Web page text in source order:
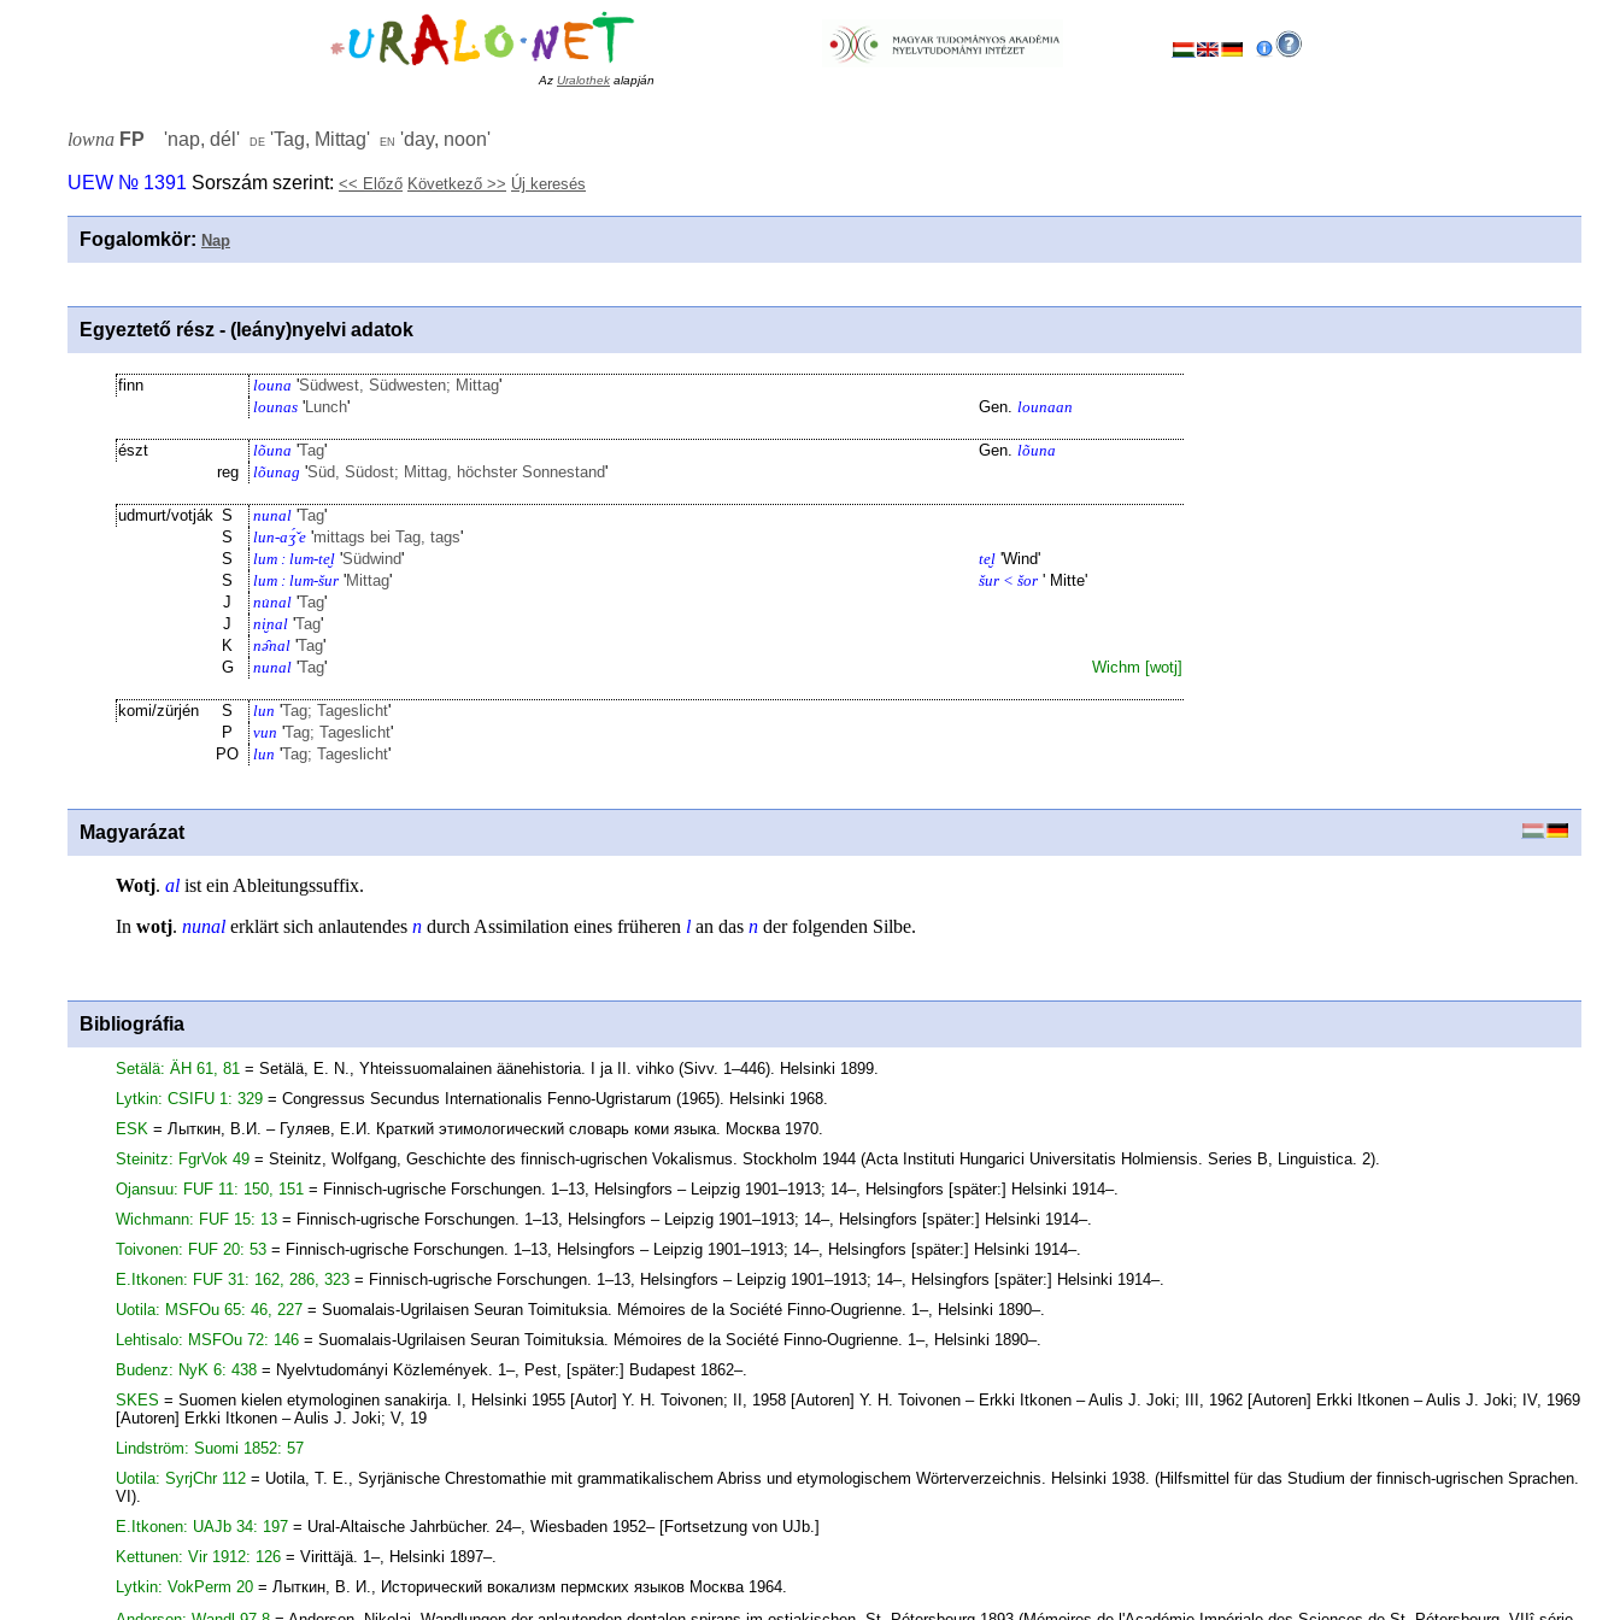
Az Uralothek alapján
lowna FP 'nap, dél ' de 'Tag, Mittag' en 'day, noon'
UEW № 1391 Sorszám szerint: << Előző Következő >> Új keresés
Fogalomkör: Nap
Egyeztető rész - (leány)nyelvi adatok
finn louna 'Südwest, Südwesten; Mittag'
lounas 'Lunch' Gen. lounaan
észt lõuna 'Tag' Gen. lõuna
reg
lõunag 'Süd, Südost; Mittag, höchster Sonnestand'
udmurt/votják S nunal 'Tag'
S
lun-aӡ̌́ e 'mittags bei Tag, tags'
S
lum : lum-te̮l 'Südwind' te̮l 'Wind'
S
lum : lum-šur 'Mittag' šur < šor ' Mitte'
J
nu̇nal 'Tag'
J
ni̮nal 'Tag'
K
nə̑nal 'Tag'
G
nunal 'Tag' Wichm [wotj]
komi/zürjén S lun 'Tag; Tageslicht'
P
vun 'Tag; Tageslicht'
PO
lun 'Tag; Tageslicht'
Magyarázat
Wotj. al ist ein Ableitungssuffix.
In wotj. nunal erklärt sich anlautendes n durch Assimilation eines früheren l an das n der folgenden Silbe.
Bibliográfia
Setälä: ÄH 61, 81 = Setälä, E. N., Yhteissuomalainen äänehistoria. I ja II. vihko (Sivv. 1–446). Helsinki 1899.
Lytkin: CSIFU 1: 329 = Congressus Secundus Internationalis Fenno-Ugristarum (1965). Helsinki 1968.
ESK = Лыткин, В.И. – Гуляев, Е.И. Краткий этимологический словарь коми языка. Москва 1970.
Steinitz: FgrVok 49 = Steinitz, Wolfgang, Geschichte des finnisch-ugrischen Vokalismus. Stockholm 1944 (Acta Instituti Hungarici Universitatis Holmiensis. Series B, Linguistica. 2).
Ojansuu: FUF 11: 150, 151 = Finnisch-ugrische Forschungen. 1–13, Helsingfors – Leipzig 1901–1913; 14–, Helsingfors [später:] Helsinki 1914–.
Wichmann: FUF 15: 13 = Finnisch-ugrische Forschungen. 1–13, Helsingfors – Leipzig 1901–1913; 14–, Helsingfors [später:] Helsinki 1914–.
Toivonen: FUF 20: 53 = Finnisch-ugrische Forschungen. 1–13, Helsingfors – Leipzig 1901–1913; 14–, Helsingfors [später:] Helsinki 1914–.
E.Itkonen: FUF 31: 162, 286, 323 = Finnisch-ugrische Forschungen. 1–13, Helsingfors – Leipzig 1901–1913; 14–, Helsingfors [später:] Helsinki 1914–.
Uotila: MSFOu 65: 46, 227 = Suomalais-Ugrilaisen Seuran Toimituksia. Mémoires de la Société Finno-Ougrienne. 1–, Helsinki 1890–.
Lehtisalo: MSFOu 72: 146 = Suomalais-Ugrilaisen Seuran Toimituksia. Mémoires de la Société Finno-Ougrienne. 1–, Helsinki 1890–.
Budenz: NyK 6: 438 = Nyelvtudományi Közlemények. 1–, Pest, [später:] Budapest 1862–.
SKES = Suomen kielen etymologinen sanakirja. I, Helsinki 1955 [Autor] Y. H. Toivonen; II, 1958 [Autoren] Y. H. Toivonen – Erkki Itkonen – Aulis J. Joki; III, 1962 [Autoren] Erkki Itkonen – Aulis J. Joki; IV, 1969
[Autoren] Erkki Itkonen – Aulis J. Joki; V, 19
Lindström: Suomi 1852: 57
Uotila: SyrjChr 112 = Uotila, T. E., Syrjänische Chrestomathie mit grammatikalischem Abriss und etymologischem Wörterverzeichnis. Helsinki 1938. (Hilfsmittel für das Studium der finnisch-ugrischen Sprachen.
VI).
E.Itkonen: UAJb 34: 197 = Ural-Altaische Jahrbücher. 24–, Wiesbaden 1952– [Fortsetzung von UJb.]
Kettunen: Vir 1912: 126 = Virittäjä. 1–, Helsinki 1897–.
Lytkin: VokPerm 20 = Лыткин, В. И., Исторический вокализм пермских языков Москва 1964.